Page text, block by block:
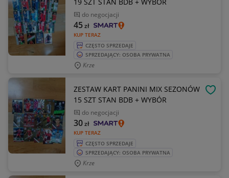
do negocjacji
KUP TERAZ
45zł
CZĘSTO SPRZEDAJE
SPRZEDAJĄCY: OSOBA PRYWATNA
Krze
ZESTAW KART PANINI MIX SEZONÓW
15 SZT STAN BDB + WYBÓR
do negocjacji
KUP TERAZ
30zł
CZĘSTO SPRZEDAJE
SPRZEDAJĄCY: OSOBA PRYWATNA
Krze